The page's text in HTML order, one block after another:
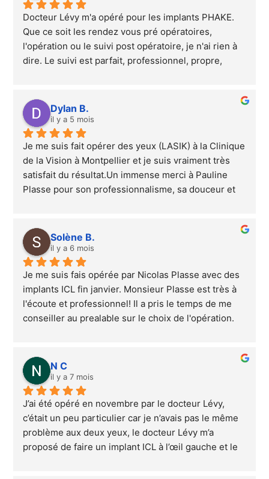
Docteur Lévy m'a opéré pour les implants PHAKE.
Que ce soit les rendez vous pré opératoires,
l'opération ou le suivi post opératoire, je n'ai rien à
dire. Le suivi est parfait, professionnel, propre,
100% !Dylan B.
il y a 5 mois
Je me suis fait opérer des yeux (LASIK) à la Clinique
de la Vision à Montpellier et je suis vraiment très
satisfait du résultat.Un immense merci à Pauline
Plasse pour son professionnalisme, sa douceur et
parfaitement déroulé.Je recommande vivement cet
établissement , je suis très satisfait du résultat.
Solène B.
il y a 6 mois
Je me suis fais opérée par Nicolas Plasse avec des
implants ICL fin janvier. Monsieur Plasse est très à
l'écoute et professionnel! Il a pris le temps de me
conseiller au prealable sur le choix de l'opération.
l'opération ma vision était presque parfaite. Le
résultat de l'opération est incroyable ! Je
recommande vivement cet ophtalmo pour une
chirurgie des yeux!  Je le remercie vivement pour
son écoute et sa mise en confiance! Toutes
l'équipes est également très bienveillante et
professionnelle, merci à eux!
N C
il y a 7 mois
J’ai été opéré en novembre par le docteur Lévy,
c’était un peu particulier car je n’avais pas le même
problème aux deux yeux, le docteur Lévy m’a
proposé de faire un implant ICL à l’œil gauche et le